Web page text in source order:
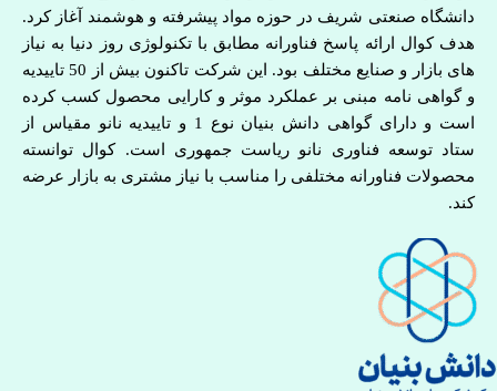
دانشگاه صنعتی شریف در حوزه مواد پیشرفته و هوشمند آغاز کرد.
هدف کوال ارائه پاسخ فناورانه مطابق با تکنولوژی روز دنیا به نیاز
های بازار و صنایع مختلف بود. این شرکت تاکنون بیش از 50 تاییدیه
و گواهی نامه مبنی بر عملکرد موثر و کارایی محصول کسب کرده
است و دارای گواهی دانش بنیان نوع 1 و تاییدیه نانو مقیاس از
ستاد توسعه فناوری نانو ریاست جمهوری است. کوال توانسته
محصولات فناورانه مختلفی را مناسب با نیاز مشتری به بازار عرضه
کند.